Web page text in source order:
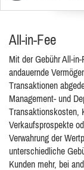
All-in-Fee
Mit der Gebühr All-
andauernde
Transaktionen
Management- und
Transaktionskosten,
Verkaufsprospekte
Verwahrung der
unterschiedliche
Kunden mehr, bei